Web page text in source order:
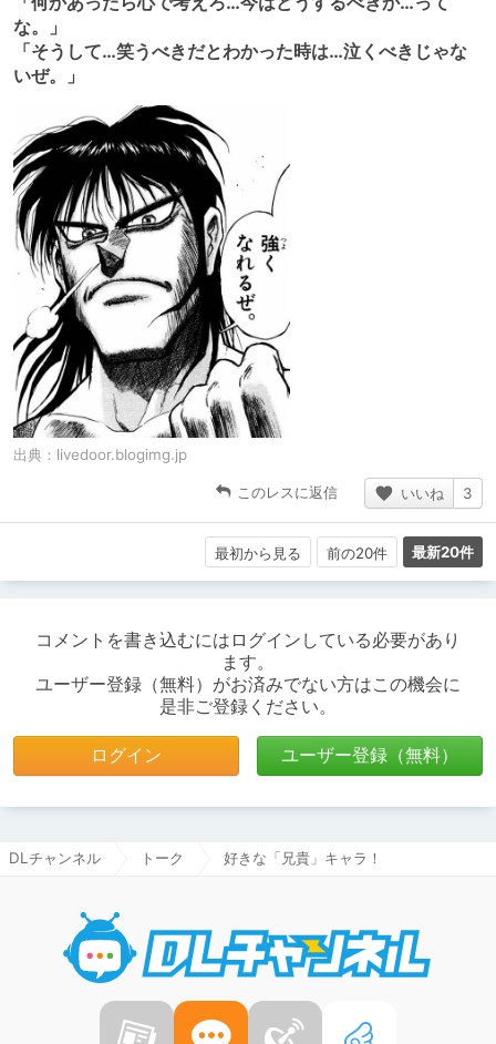
な。」
「そうして…笑うべきだとわかった時は…泣くべきじゃな
いぜ。」
出典： livedoor.blogimg.jp
このレスに返信 いいね 3
最初から見る 前の20件 最新20件
コメントを書き込むにはログインしている必要があり
ます。
ユーザー登録（無料）がお済みでない方はこの機会に
是非ご登録ください。
ログイン ユーザー登録（無料）
DLチャンネル トーク 好きな「兄貴」キャラ！